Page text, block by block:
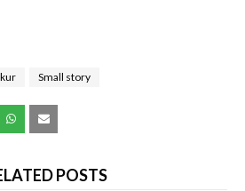
Small story
POSTS